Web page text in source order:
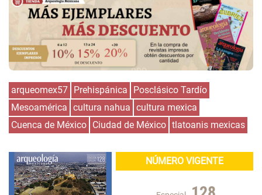
arqueomex57 Prehispánica
Posclásico Tardío
Mesoamérica cultura nahua cultura mexica
Cuenca de México Ciudad de México tlatoanis mexicas
NÚMERO VIGENTE